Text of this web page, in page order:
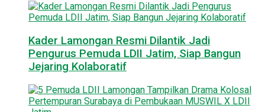
Kader Lamongan Resmi Dilantik Jadi
Pengurus Pemuda LDII Jatim, Siap Bangun
Jejaring Kolaboratif